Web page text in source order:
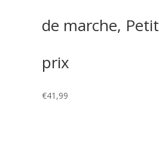
de marche, Petit
prix
€41,99